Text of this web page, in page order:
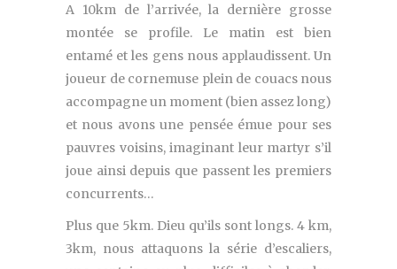
A 10km de l’arrivée, la dernière grosse
montée se profile. Le matin est bien
entamé et les gens nous applaudissent. Un
joueur de cornemuse plein de couacs nous
accompagne un moment (bien assez long)
et nous avons une pensée émue pour ses
pauvres voisins, imaginant leur martyr s’il
joue ainsi depuis que passent les premiers
concurrents…
Plus que 5km. Dieu qu’ils sont longs. 4 km,
3km, nous attaquons la série d’escaliers,